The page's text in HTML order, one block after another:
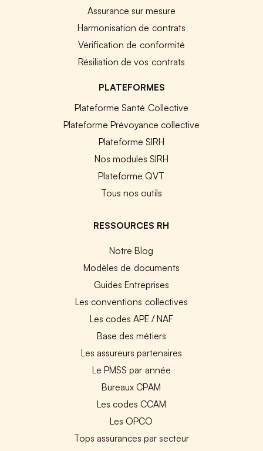
Assurance sur mesure
Harmonisation de contrats
Vérification de conformité
Résiliation de vos contrats
PLATEFORMES
Plateforme Santé Collective
Plateforme Prévoyance collective
Plateforme SIRH
Nos modules SIRH
Plateforme QVT
Tous nos outils
RESSOURCES RH
Notre Blog
Modèles de documents
Guides Entreprises
Les conventions collectives
Les codes APE / NAF
Base des métiers
Les assureurs partenaires
Le PMSS par année
Bureaux CPAM
Les codes CCAM
Les OPCO
Tops assurances par secteur